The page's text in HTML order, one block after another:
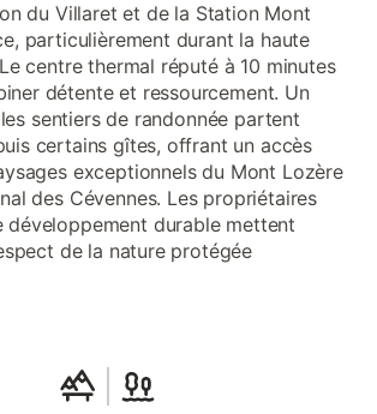
du Villaret et de la Station Mont
particulièrement durant la haute
centre thermal réputé à 10 minutes
détente et ressourcement. Un
sentiers de randonnée partent
certains gîtes, offrant un accès
exceptionnels du Mont Lozère
des Cévennes. Les propriétaires
développement durable mettent
de la nature protégée